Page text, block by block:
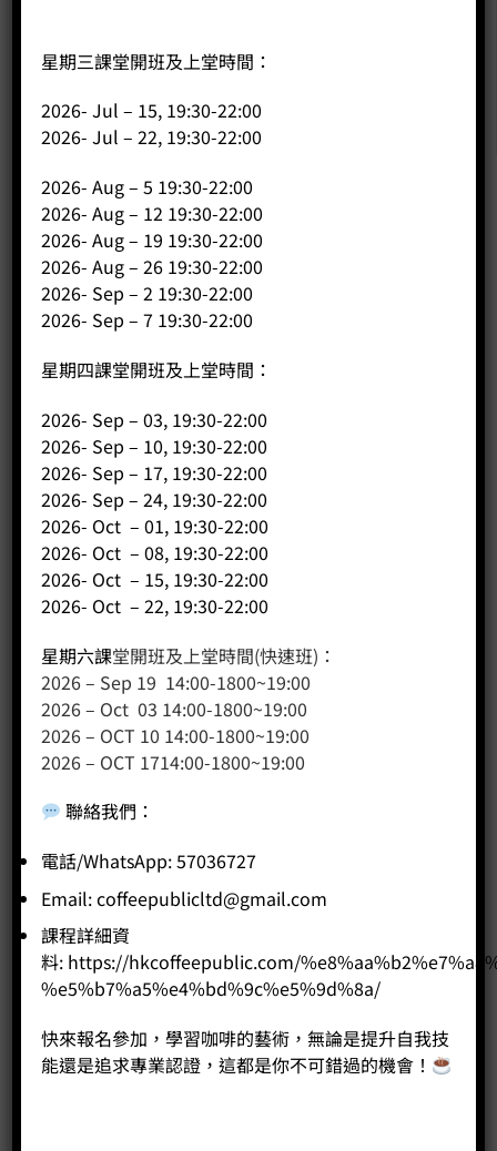
公司
主頁
關於我們
導師簡介
商店（產品）
客戶服務
聯絡我們
網站地圖
友站連結
產品分類
咖啡課程
咖啡種類
咖啡機
咖啡器具
星期三課堂開班及上堂時間：
2026- Jul – 15, 19:30-22:00
2026- Jul – 22, 19:30-22:00
2026- Aug – 5 19:30-22:00
2026- Aug – 12 19:30-22:00
2026- Aug – 19 19:30-22:00
2026- Aug – 26 19:30-22:00
2026- Sep – 2 19:30-22:00
2026- Sep – 7 19:30-22:00
星期四課堂開班及上堂時間：
2026- Sep – 03, 19:30-22:00
2026- Sep – 10, 19:30-22:00
2026- Sep – 17, 19:30-22:00
2026- Sep – 24, 19:30-22:00
2026- Oct – 01, 19:30-22:00
2026- Oct – 08, 19:30-22:00
2026- Oct – 15, 19:30-22:00
2026- Oct – 22, 19:30-22:00
星期六課堂開班及上堂時間(快速班)：
2026 – Sep 19 14:00-1800~19:00
2026 – Oct 03 14:00-1800~19:00
2026 – OCT 10 14:00-1800~19:00
2026 – OCT 1714:00-1800~19:00
聯絡我們 ：
電話/WhatsApp: 57036727
Email:coffeepublicltd@gmail.com
課程詳細資
料: https://hkcoffeepublic.com/
%e5%b7%a5%e4%bd%9c%e5%9d%8a/
快來報名參加，學習咖啡的藝術，無論是提升自我技
能還是追求專業認證，這都是你不可錯過的機會！